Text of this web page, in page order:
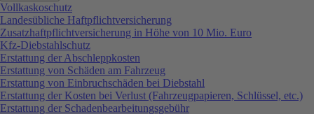
Vollkaskoschutz
Landesübliche Haftpflichtversicherung
Zusatzhaftpflichtversicherung in Höhe von 10 Mio. Euro
Kfz-Diebstahlschutz
Erstattung der Abschleppkosten
Erstattung von Schäden am Fahrzeug
Erstattung von Einbruchschäden bei Diebstahl
Erstattung der Kosten bei Verlust (Fahrzeugpapieren, Schlüssel, etc.)
Erstattung der Schadenbearbeitungsgebühr